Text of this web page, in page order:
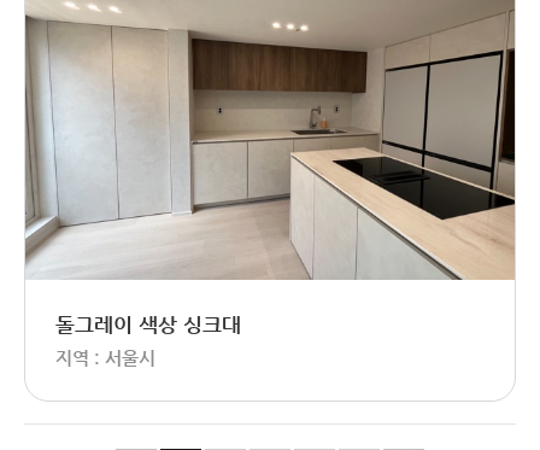
돌그레이 색상 싱크대
지역 : 서울시